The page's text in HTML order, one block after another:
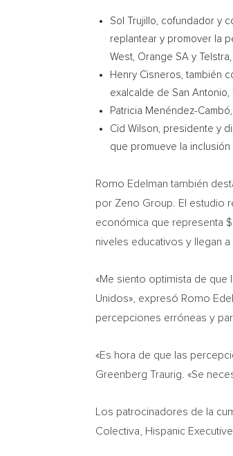
Sol Trujillo, cofundador y
replantear y promover la
West, Orange SA y Telstra,
Henry Cisneros, también
exalcalde de San Antonio,
Patricia Menéndez-
Cid Wilson, presidente y
que promueve la
Romo Edelman también
por Zeno Group. El estudio
económica que representa
niveles educativos y llegan
«Me siento optimista de
Unidos», expresó Romo
percepciones erróneas y
«Es hora de que las
Greenberg Traurig. «Se
Los patrocinadores de la
Colectiva, Hispanic